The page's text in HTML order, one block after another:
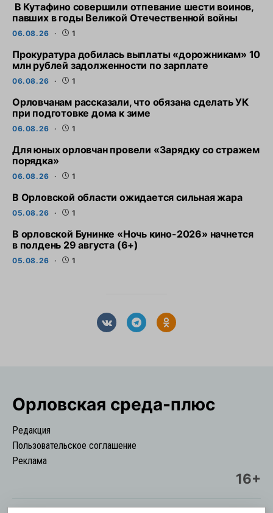
В Кутафино совершили отпевание шести воинов,
павших в годы Великой Отечественной войны
06.08.26 1
Прокуратура добилась выплаты «дорожникам» 10
млн рублей задолженности по зарплате
06.08.26 1
Орловчанам рассказали, что обязана сделать УК
при подготовке дома к зиме
06.08.26 1
Для юных орловчан провели «Зарядку со стражем
порядка»
06.08.26 1
В Орловской области ожидается сильная жара
05.08.26 1
В орловской Бунинке «Ночь кино-2026» начнется
в полдень 29 августа (6+)
05.08.26 1
Орловская cреда-плюс
Редакция
Пользовательское соглашение
Реклама
16+